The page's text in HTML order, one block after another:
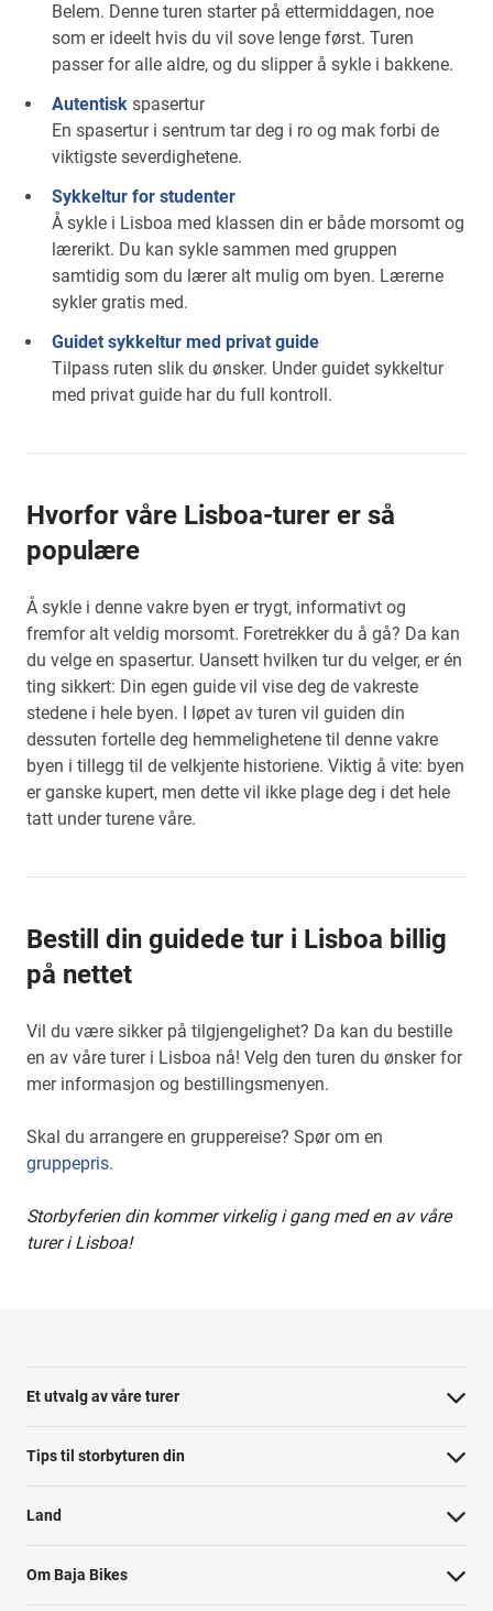
Belem. Denne turen starter på ettermiddagen, noe
som er ideelt hvis du vil sove lenge først. Turen
passer for alle aldre, og du slipper å sykle i bakkene.
Autentisk spasertur
En spasertur i sentrum tar deg i ro og mak forbi de
viktigste severdighetene.
Sykkeltur for studenter
Å sykle i Lisboa med klassen din er både morsomt og
lærerikt. Du kan sykle sammen med gruppen
samtidig som du lærer alt mulig om byen. Lærerne
sykler gratis med.
Guidet sykkeltur med privat guide
Tilpass ruten slik du ønsker. Under guidet sykkeltur
med privat guide har du full kontroll.
Hvorfor våre Lisboa-turer er så
populære
Å sykle i denne vakre byen er trygt, informativt og
fremfor alt veldig morsomt. Foretrekker du å gå? Da kan
du velge en spasertur. Uansett hvilken tur du velger, er én
ting sikkert: Din egen guide vil vise deg de vakreste
stedene i hele byen. I løpet av turen vil guiden din
dessuten fortelle deg hemmelighetene til denne vakre
byen i tillegg til de velkjente historiene. Viktig å vite: byen
er ganske kupert, men dette vil ikke plage deg i det hele
tatt under turene våre.
Bestill din guidede tur i Lisboa billig
på nettet
Vil du være sikker på tilgjengelighet? Da kan du bestille
en av våre turer i Lisboa nå! Velg den turen du ønsker for
mer informasjon og bestillingsmenyen.
Skal du arrangere en gruppereise? Spør om en
gruppepris.
Storbyferien din kommer virkelig i gang med en av våre
turer i Lisboa!
Et utvalg av våre turer
Tips til storbyturen din
Land
Om Baja Bikes